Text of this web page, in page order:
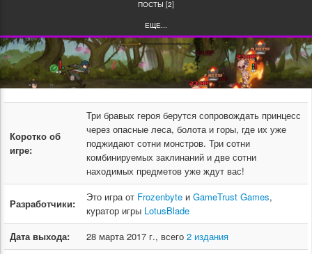
ПОСТЫ [2]
ЕЩЕ...
Коротко об
игре:
Три бравых героя берутся сопровождать принцесс
через опасные леса, болота и горы, где их уже
поджидают сотни монстров. Три сотни
комбинируемых заклинаний и две сотни
находимых предметов уже ждут вас!
Разработчики:
Это игра от Frozenbyte и GameTrust Games,
куратор игры LotusBlade
Дата выхода:
28 марта 2017 г., всего 2 издания